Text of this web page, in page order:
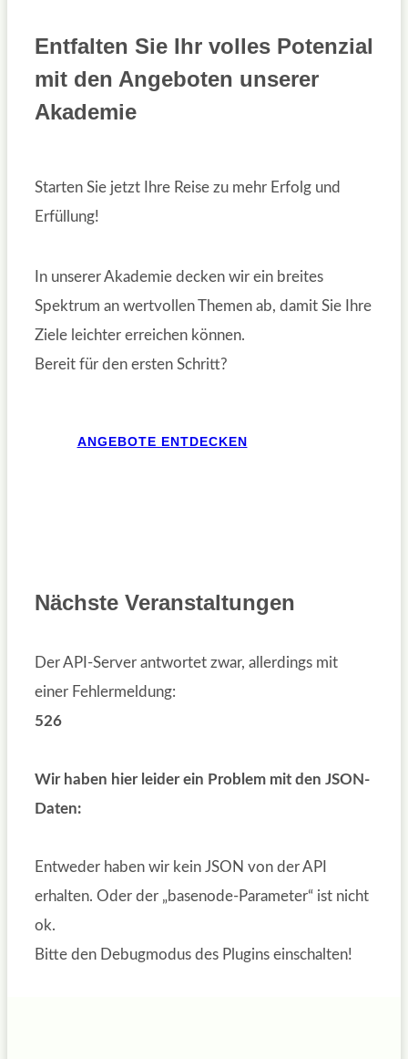
Entfalten Sie Ihr volles Potenzial
mit den Angeboten unserer
Akademie
Starten Sie jetzt Ihre Reise zu mehr Erfolg und
Erfüllung!
In unserer Akademie decken wir ein breites
Spektrum an wertvollen Themen ab, damit Sie Ihre
Ziele leichter erreichen können.
Bereit für den ersten Schritt?
ANGEBOTE ENTDECKEN
Nächste Veranstaltungen
Der API-Server antwortet zwar, allerdings mit
einer Fehlermeldung:
526
Wir haben hier leider ein Problem mit den JSON-
Daten:
Entweder haben wir kein JSON von der API
erhalten. Oder der „basenode-Parameter“ ist nicht
ok.
Bitte den Debugmodus des Plugins einschalten!